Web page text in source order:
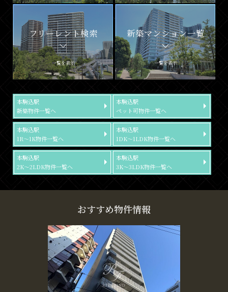
フリーレント検索
一覧を表示
新築マンション一覧
一覧を表示
本駒込駅
新築物件一覧へ
本駒込駅
ペット可物件一覧へ
本駒込駅
1R～1K物件一覧へ
本駒込駅
1DK～1LDK物件一覧へ
本駒込駅
2K～2LDK物件一覧へ
本駒込駅
3K～3LDK物件一覧へ
おすすめ物件情報